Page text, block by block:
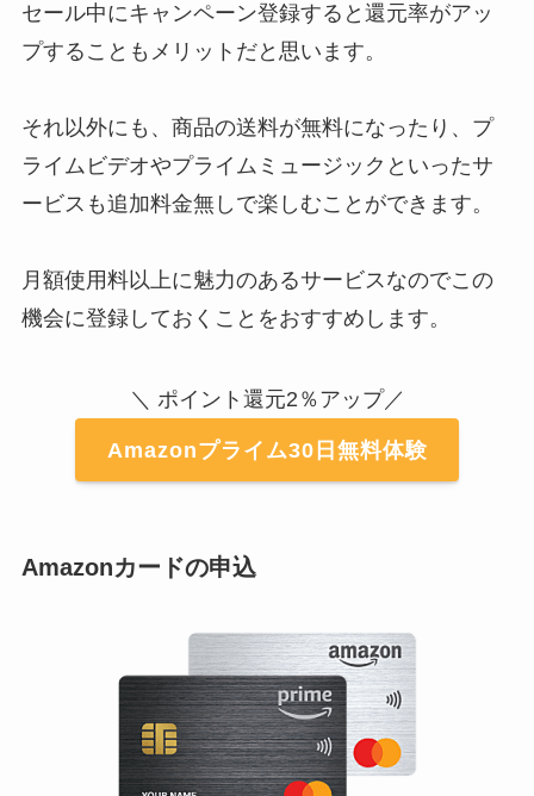
セール中にキャンペーン登録すると還元率がアッ
プすることもメリットだと思います。
それ以外にも、商品の送料が無料になったり、プ
ライムビデオやプライムミュージックといったサ
ービスも追加料金無しで楽しむことができます。
月額使用料以上に魅力のあるサービスなのでこの
機会に登録しておくことをおすすめします。
＼ ポイント還元2％アップ／
Amazonプライム30日無料体験
Amazonカードの申込